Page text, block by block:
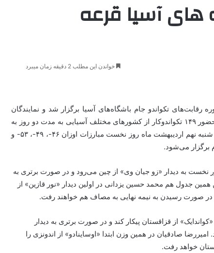
های آسیا قرعه
خواندن این مطلب 2 دقیقه زمان میبرد
تکواندو جام باشگاه‌های آسیا برگزار شد و نمایندگان
کشورمان رقبای خود را شناختند. این دوره از مسابقات با حضور ۱۴۹ تکواندوکار از کشورهای مختلف آسیایی به مدت دو روز به
میزبانی چین در شهر «ووشی» برگزار خواهد شد. فردا سه شنبه نهم اردیبهشت ماه روز نخست مبارزات اوزان ۴۶-، ۴۹-، ۵۳- و
برخورداری دور نخست به دیدار «زو جیان وی» از چین می‌رود و در صورت برتری به
جدول هم محمد حسین یزدانی در اولین دیدار «نور قازین» از
در صورت رسیدن به نیمه نهایی به مصاف هم خواهند رفت.
دیدار باید با «کواندایک» از قزاقستان پیکار کند و در صورت برتری به دیدار
صادقیان در همین وزن ابتدا «اوساینادو» از اندونزی را
خواهد رفت.